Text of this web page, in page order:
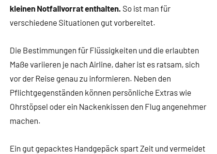
kleinen Notfallvorrat enthalten. So ist man für
verschiedene Situationen gut vorbereitet.
Die Bestimmungen für Flüssigkeiten und die erlaubten
Maße variieren je nach Airline, daher ist es ratsam, sich
vor der Reise genau zu informieren. Neben den
Pflichtgegenständen können persönliche Extras wie
Ohrstöpsel oder ein Nackenkissen den Flug angenehmer
machen.
Ein gut gepacktes Handgepäck spart Zeit und vermeidet